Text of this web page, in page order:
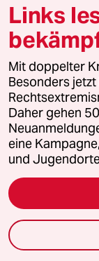
K kdw59
"Die
mit
zurück."
Ich
richtig
durch
Links
Mit doppelter
Besonders
Daher gehen
eine
und